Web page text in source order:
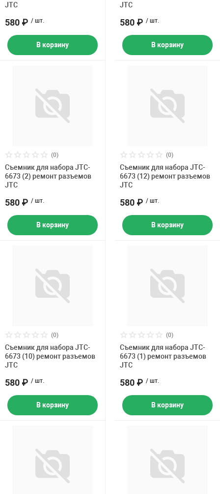
JTC
580 ₽ / шт.
В корзину
JTC
580 ₽ / шт.
В корзину
(0)
Съемник для набора JTC-
6673 (2) ремонт разъемов
JTC
580 ₽ / шт.
В корзину
(0)
Съемник для набора JTC-
6673 (12) ремонт разъемов
JTC
580 ₽ / шт.
В корзину
(0)
Съемник для набора JTC-
6673 (10) ремонт разъемов
JTC
580 ₽ / шт.
В корзину
(0)
Съемник для набора JTC-
6673 (1) ремонт разъемов
JTC
580 ₽ / шт.
В корзину